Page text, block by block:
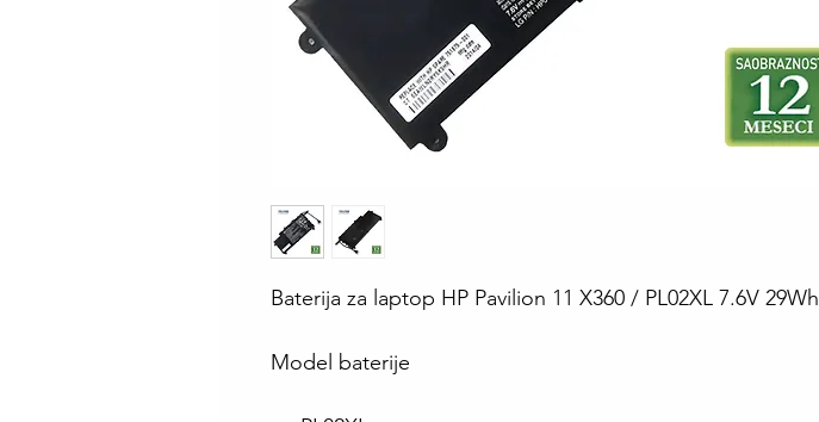
Baterija za laptop HP Pavilion 11 X360 / PL02XL 7.6V 29Wh
Model baterije